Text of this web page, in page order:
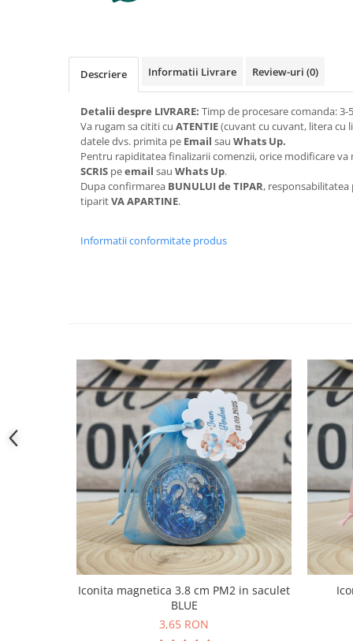
Descriere Informatii Livrare Review-uri (0)
Detalii despre LIVRARE: Timp de procesare comanda: 3-
Va rugam sa cititi cu ATENTIE(cuvant cu cuvant, litera cu
datele dvs. primita pe Email sau Whats Up.
Pentru rapiditatea finalizarii comenzii, orice modificare va
SCRIS peemail sau Whats Up.
Dupa confirmarea BUNULUI de TIPAR,
tiparitVA APARTINE.
Informatii conformitate produs
Iconita magnetica 3.8 cm PM2 in saculet
BLUE
3,65 RON